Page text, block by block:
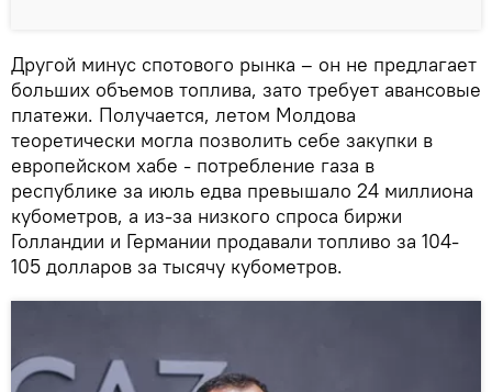
Другой минус спотового рынка – он не предлагает
больших объемов топлива, зато требует авансовые
платежи. Получается, летом Молдова
теоретически могла позволить себе закупки в
европейском хабе - потребление газа в
республике за июль едва превышало 24 миллиона
кубометров, а из-за низкого спроса биржи
Голландии и Германии продавали топливо за 104-
105 долларов за тысячу кубометров.